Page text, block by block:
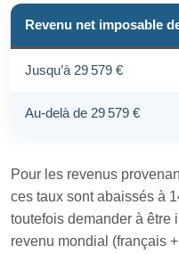
Revenu net imposable
Jusqu’à 29 579 €
Au-delà de 29 579 €
Pour les revenus
ces taux sont abaissés à
toutefois demander à être
revenu mondial (français